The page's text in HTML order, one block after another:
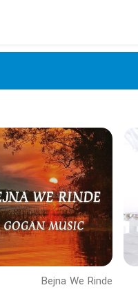
Bejna We Rinde